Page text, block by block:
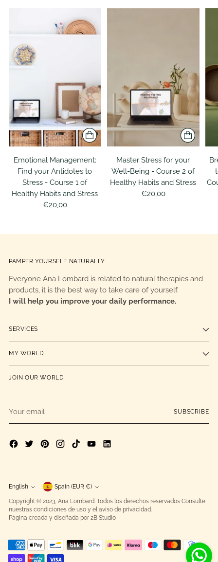
Emotional Management:
Find your Antidotes to
Stress - Course 1 of
Healthy Habits and Stress
€20,00
Master Stress for your
Well-Being - Course 2 of
Healthy Habits and Stress
€20,00
PAMPER YOURSELF NATURALLY
Everyone Ana Lombard is related to natural therapies and
products, it is the best way to take care of yourself.
I will help you improve your daily performance.
SERVICES
MY WORLD
JOIN OUR WORLD
email
SUBSCRIBE
Language
English Currency
Spain (EUR €)
Copyright © 2023, Ana Lombard. Todos los derechos reservados Consulte
nuestras condiciones de uso y el aviso de privacidad.
Página creada y diseñada por 2B Studio